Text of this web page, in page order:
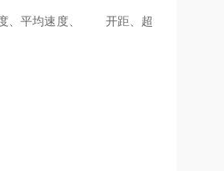
度、平均速度、 开距、超